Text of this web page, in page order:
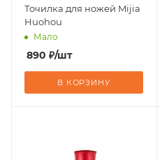
Точилка для ножей Mijia
Huohou
Мало
890 ₽/шт
В КОРЗИНУ